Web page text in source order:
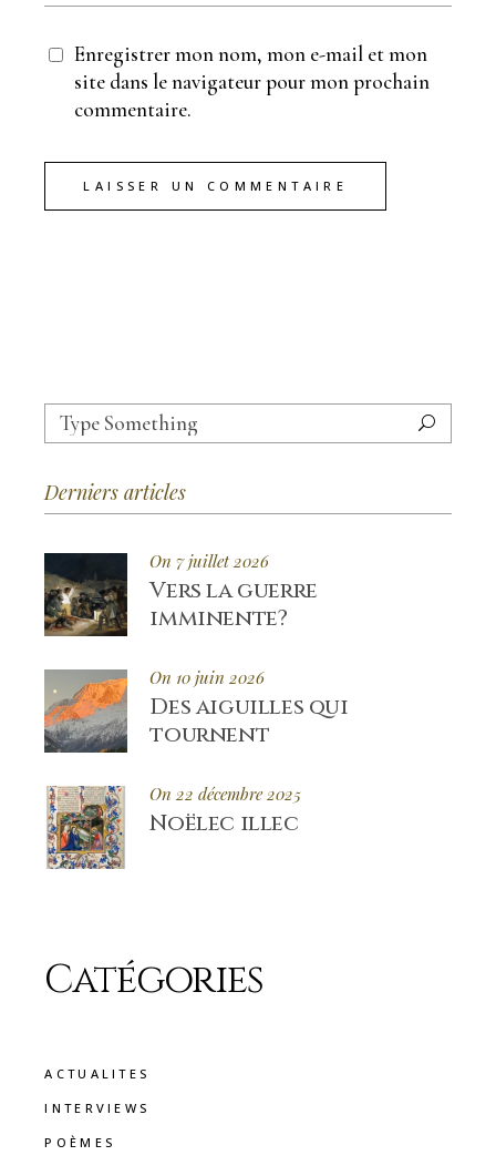
Enregistrer mon nom, mon e-mail et mon
site dans le navigateur pour mon prochain
commentaire.
LAISSER UN COMMENTAIRE
Search
for:
Derniers articles
On 7 juillet 2026
Vers la guerre
imminente?
On 10 juin 2026
Des aiguilles qui
tournent
On 22 décembre 2025
Noëlec illec
Catégories
ACTUALITES
INTERVIEWS
POÈMES